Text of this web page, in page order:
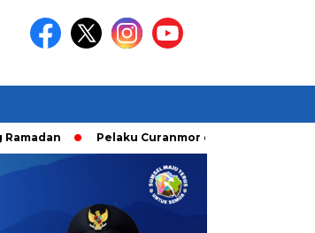
Pelaku Curanmor diringkusi Unit Ranmor